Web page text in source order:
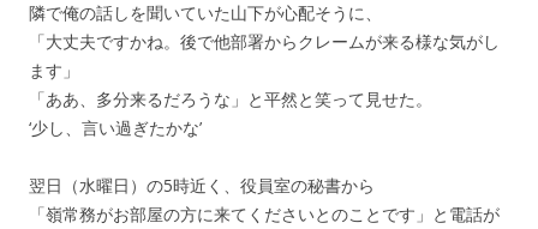
隣で俺の話しを聞いていた山下が心配そうに、
「大丈夫ですかね。後で他部署からクレームが来る様な気がし
ます」
「ああ、多分来るだろうな」と平然と笑って見せた。
‘少し、言い過ぎたかな’
翌日（水曜日）の5時近く、役員室の秘書から
「嶺常務がお部屋の方に来てくださいとのことです」と電話が